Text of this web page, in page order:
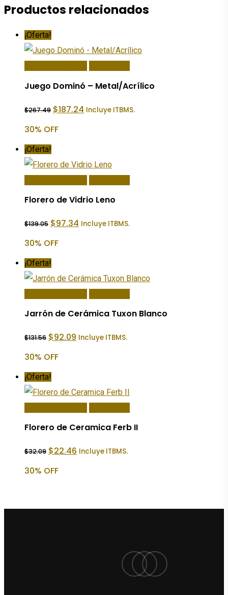
Productos relacionados
¡Oferta!
Juego Dominó – Metal/Acrílico
$267.49 El
precio
era:
$187.24 El
precio
Incluye ITBMS.
30% OFF
¡Oferta!
Florero de Vidrio Leno
$139.05 El
precio
era:
$97.34 El
precio
Incluye ITBMS.
30% OFF
¡Oferta!
Jarrón de Cerámica Tuxon Blanco
$131.56 El
precio
era:
$92.09 El
precio
Incluye ITBMS.
30% OFF
¡Oferta!
Florero de Ceramica Ferb II
$32.09 El
precio
era:
$22.46 El
precio
Incluye ITBMS.
30% OFF
facebook
youtube
instagram